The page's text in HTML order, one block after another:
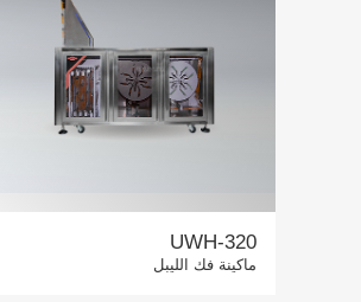
UWH-320
ماكينة فك الليبل